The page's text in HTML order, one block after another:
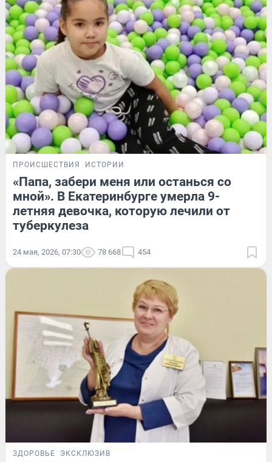
ПРОИСШЕСТВИЯ ИСТОРИИ
«Папа, забери меня или останься со
мной». В Екатеринбурге умерла 9-
летняя девочка, которую лечили от
туберкулеза
24 мая, 2026, 07:30 78 668 454
ЗДОРОВЬЕ ЭКСКЛЮЗИВ